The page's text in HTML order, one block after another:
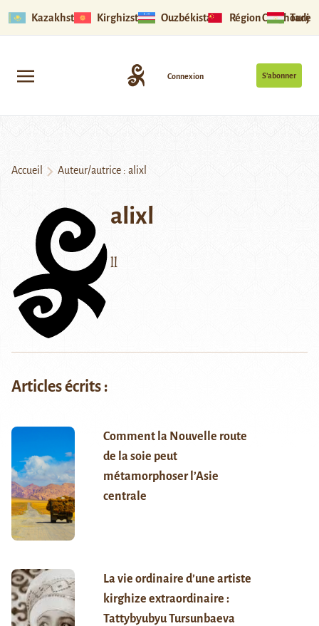
Kazakhstan Kirghizstan Ouzbékistan Région Ouïghoure
S’abonner
Connexion
Accueil Auteur/autrice : alixl
alixl
ll
Articles écrits :
Comment la Nouvelle route
de la soie peut
métamorphoser l’Asie
centrale
La vie ordinaire d’une artiste
kirghize extraordinaire :
Tattybyubyu Tursunbaeva